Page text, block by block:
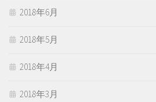
2018年6月
2018年5月
2018年4月
2018年3月